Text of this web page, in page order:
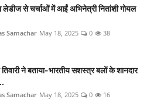
लेडीज से चर्चाओं में आईं अभिनेत्री नितांशी गोयल
Samachar May 18, 2025 0 38
ने बताया-भारतीय सशस्त्र बलों के शानदार
Samachar May 18, 2025 0 16